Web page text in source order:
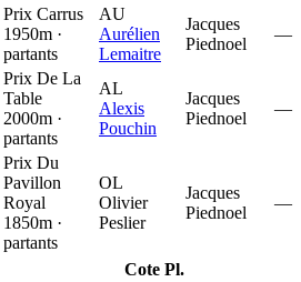
Prix Carrus
1950m ·
partants
AU
Aurélien
Lemaitre
Jacques
Piednoel
—
Prix De La
Table
2000m ·
partants
AL
Alexis
Pouchin
Jacques
Piednoel
—
Prix Du
Pavillon
Royal
1850m ·
partants
OL
Olivier
Peslier
Jacques
Piednoel
—
Cote Pl.